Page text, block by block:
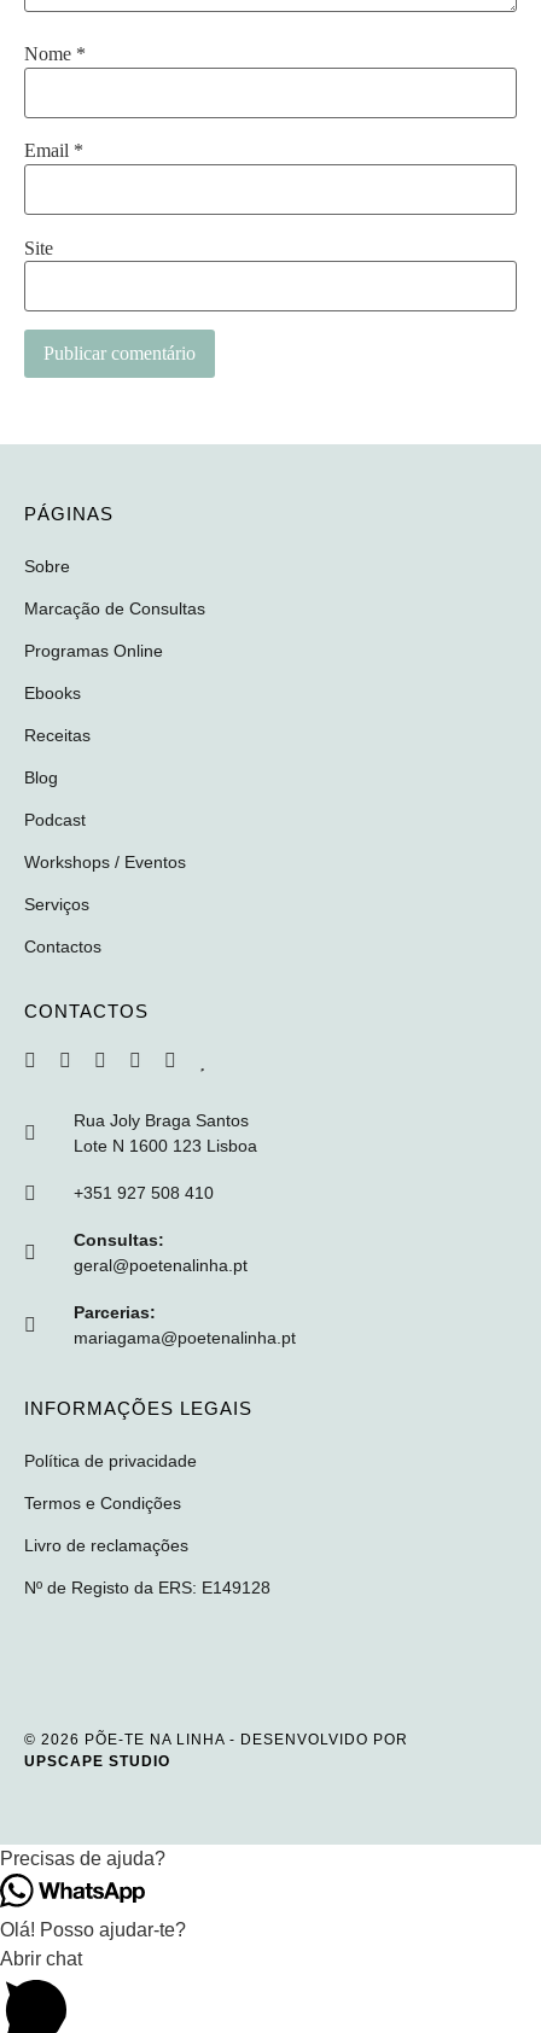
Nome *
Email *
Site
PÁGINAS
Sobre
Marcação de Consultas
Programas Online
Ebooks
Receitas
Blog
Podcast
Workshops / Eventos
Serviços
Contactos
CONTACTOS
Rua Joly Braga Santos
Lote N 1600 123 Lisboa
+351 927 508 410
Consultas:
geral@poetenalinha.pt
Parcerias:
mariagama@poetenalinha.pt
INFORMAÇÕES LEGAIS
Política de privacidade
Termos e Condições
Livro de reclamações
Nº de Registo da ERS: E149128
© 2026 PÕE-TE NA LINHA - DESENVOLVIDO POR
UPSCAPE STUDIO
Precisas de ajuda?
Olá! Posso ajudar-te?
Abrir chat